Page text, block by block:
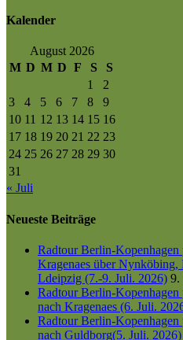
Kalender
August 2026
M D M D F S
S
1
2
3
4 5 6 7 8
9
10 11 12 13 14 15 16
17 18 19 20 21 22 23
24 25 26 27 28 29 30
31
« Juli
Neueste Beiträge
Radtour Berlin-Kopenhagen
Kragenaes über Nynköbing,
Ldeipzig (7.-9. Juli. 2026) 9.
Radtour Berlin-
nach Kragenaes (6. Juli.
Radtour Berlin-
nach Guldborg(5. Juli. 2026)